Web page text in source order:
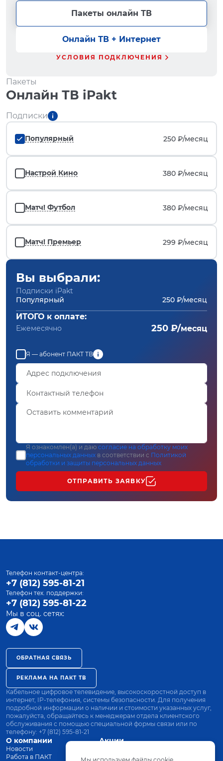
Пакеты онлайн ТВ
Онлайн ТВ + Интернет
УСЛОВИЯ ПОДКЛЮЧЕНИЯ
Пакеты
Онлайн ТВ iPakt
Подписки
Популярный 250 ₽/месяц
Настрой Кино 380 ₽/месяц
Матч! Футбол 380 ₽/месяц
Матч! Премьер 299 ₽/месяц
Вы выбрали:
Подписки iPakt
Популярный
250 ₽/месяц
ИТОГО к оплате:
Ежемесячно 250 ₽/месяц
Я — абонент ПАКТ ТВ
Я ознакомлен(а) и даю согласие на обработку моих
персональных данных в соответствии с Политикой
обработки и защиты персональных данных
ОТПРАВИТЬ ЗАЯВКУ
О компании
Новости
Работа в ПАКТ
Акции
Оплата
Телефон контакт-центра:
+7 (812) 595-81-21
Телефон тех. поддержки:
+7 (812) 595-81-22
Мы в соц. сетях:
ОБРАТНАЯ СВЯЗЬ
РЕКЛАМА НА ПАКТ ТВ
Кабельное цифровое телевидение, высокоскоростной доступ в
интернет, IP-телефония, системы безопасности. Для получения
подробной информации о наличии и стоимости указанных услуг,
пожалуйста, обращайтесь к менеджерам отдела клиентского
обслуживания с помощью специальной формы связи или по
телефону: +7 (812) 595-81-21